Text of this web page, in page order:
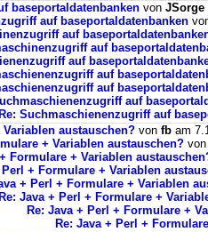
baseportaldatenbanken von JSorge
auf baseportaldatenbanken
auf
auf
auf
auf
auf
auf
Re: Suchmaschienenzugriff auf
austauschen? von fb am
+ Variablen austauschen?
Formulare + Variablen
Perl + Formulare + Variablen
+ Perl + Formulare + Variablen
Re: Java + Perl + Formulare +
Re: Java + Perl + Formulare +
Re: Java + Perl +